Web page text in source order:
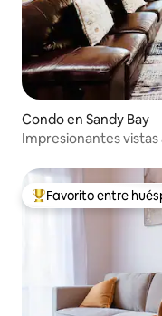
Condo en Sandy Bay
Impresionantes vistas
Favorito entre
Favorito entre